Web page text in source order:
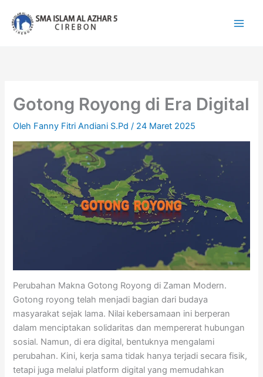
konten
Gotong Royong di Era Digital
Oleh Fanny Fitri Andiani S.Pd/ 24 Maret 2025
Perubahan Makna Gotong Royong di Zaman Modern.
Gotong royong telah menjadi bagian dari budaya
masyarakat sejak lama. Nilai kebersamaan ini berperan
dalam menciptakan solidaritas dan mempererat hubungan
sosial. Namun, di era digital, bentuknya mengalami
perubahan. Kini, kerja sama tidak hanya terjadi secara fisik,
tetapi juga melalui platform digital yang memudahkan